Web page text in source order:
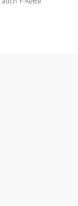
auch Y-Kette